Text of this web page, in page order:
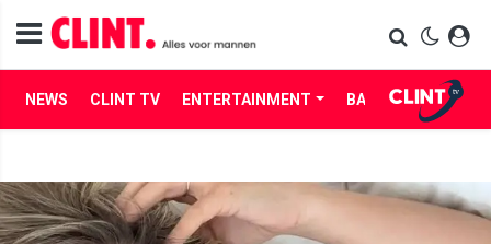
NEWS CLINT TV ENTERTAINMENT BABES LIFE